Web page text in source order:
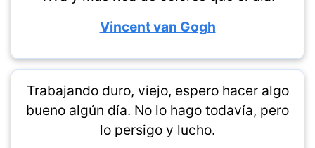
Vincent van Gogh
Trabajando duro, viejo, espero hacer algo
bueno algún día. No lo hago todavía, pero
lo persigo y lucho.